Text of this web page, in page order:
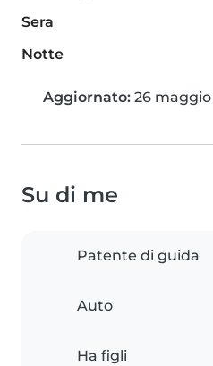
Sera
Notte
Aggiornato: 26 maggio
Su di me
Patente di guida
Auto
Ha figli